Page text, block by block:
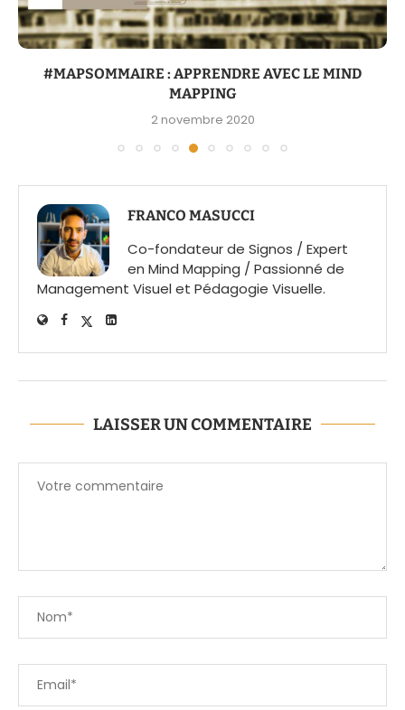
#MAPSOMMAIRE : APPRENDRE AVEC LE MIND
MAPPING
2 novembre 2020
FRANCO MASUCCI
Co-fondateur de Signos / Expert
en Mind Mapping / Passionné de
Management Visuel et Pédagogie Visuelle.
LAISSER UN COMMENTAIRE